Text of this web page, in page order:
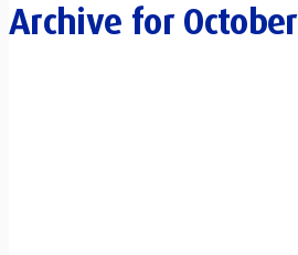
Archive for